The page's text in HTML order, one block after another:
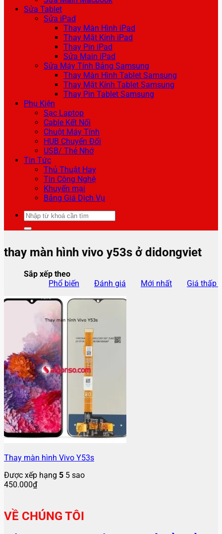
Sửa Tablet
Sửa iPad
Thay Màn Hình iPad
Thay Mặt Kính iPad
Thay Pin iPad
Sửa Main iPad
Sửa Máy Tính Bảng Samsung
Thay Màn Hình Tablet Samsung
Thay Mặt Kính Tablet Samsung
Thay Pin Tablet Samsung
Phụ Kiện
Sạc Laptop
Cable Kết Nối
Chuột Máy Tính
HUB Chuyển Đổi
USB/ Thẻ Nhớ
Tin Tức
Thủ Thuật Hay
Tin Công Nghệ
Khuyến mại
Bảng Giá Dịch Vụ
Tìm
kiếm:
thay màn hình vivo y53s ở didongviet
Sắp xếp theo
Phổ biến
Đánh giá Mới nhất Giá thấp
Thay màn hình Vivo Y53s
Được xếp hạng 5 5 sao
450.000₫
VỀ CHÚNG TÔI